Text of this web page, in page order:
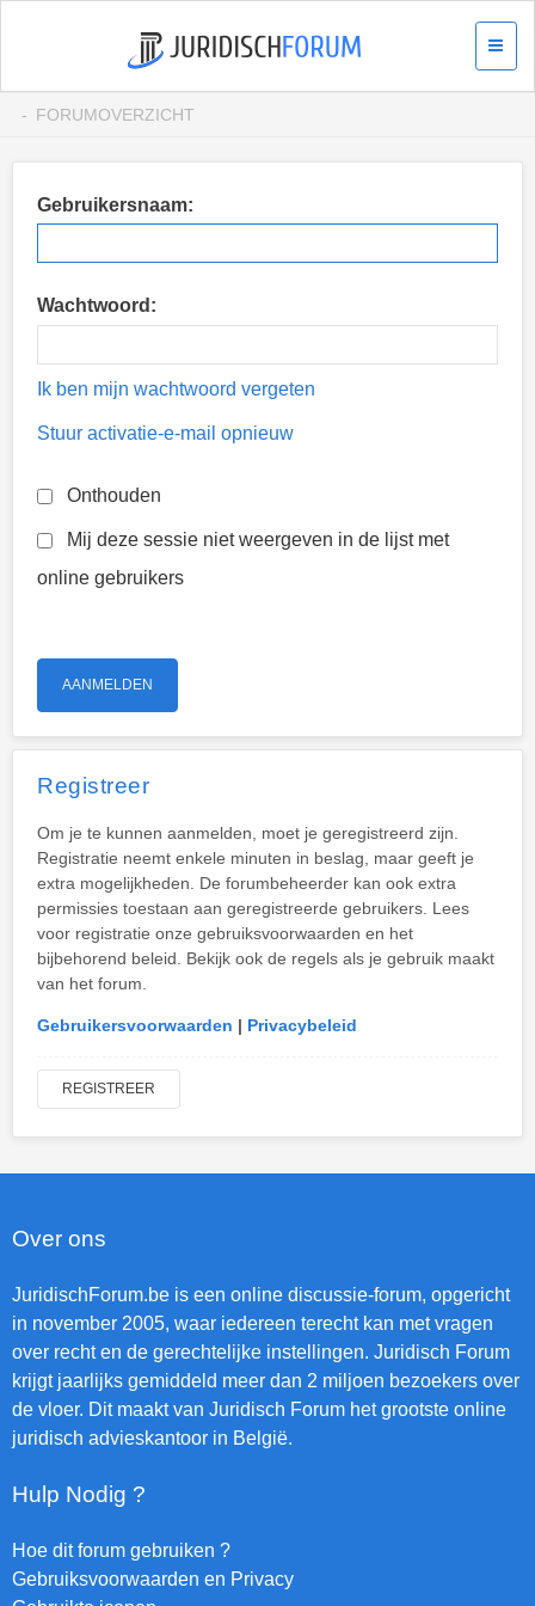
FORUMOVERZICHT
Gebruikersnaam:
Wachtwoord:
Ik ben mijn wachtwoord vergeten
Stuur activatie-e-mail opnieuw
Onthouden
Mij deze sessie niet weergeven in de lijst met
online gebruikers
Registreer
Om je te kunnen aanmelden, moet je geregistreerd zijn.
Registratie neemt enkele minuten in beslag, maar geeft je
extra mogelijkheden. De forumbeheerder kan ook extra
permissies toestaan aan geregistreerde gebruikers. Lees
voor registratie onze gebruiksvoorwaarden en het
bijbehorend beleid. Bekijk ook de regels als je gebruik maakt
van het forum.
Gebruikersvoorwaarden | Privacybeleid
REGISTREER
Over ons
JuridischForum.be is een online discussie-forum, opgericht
in november 2005, waar iedereen terecht kan met vragen
over recht en de gerechtelijke instellingen. Juridisch Forum
krijgt jaarlijks gemiddeld meer dan 2 miljoen bezoekers over
de vloer. Dit maakt van Juridisch Forum het grootste online
juridisch advieskantoor in België.
Hulp Nodig ?
Hoe dit forum gebruiken ?
Gebruiksvoorwaarden en Privacy